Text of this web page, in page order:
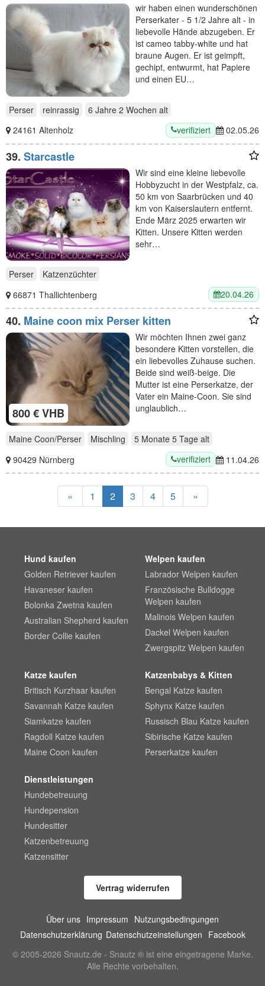
wir haben einen wunderschönen
Perserkater - 5 1/2 Jahre alt - in
liebevolle Hände abzugeben. Er
ist cameo tabby-white und hat
braune Augen. Er ist geimpft,
gechipt, entwurmt, hat Papiere
und einen EU…
Perser reinrassig 6 Jahre 2 Wochen alt
24161 Altenholz
verifiziert 02.05.26
39. Starcastle
Wir sind eine kleine liebevolle
Hobbyzucht in der Westpfalz, ca.
50 km von Saarbrücken und 40
km von Kaiserslautern entfernt.
Ende März 2025 erwarten wir
Kitten. Unsere Kitten werden
sehr…
Perser
Katzenzüchter
66871 Thallichtenberg
20.04.26
40. Maine coon mix Perser kitten
800 € VHB
Wir möchten Ihnen zwei ganz
besondere Kitten vorstellen, die
ein liebevolles Zuhause suchen.
Beide sind weiß-beige. Die
Mutter ist eine Perserkatze, der
Vater ein Maine-Coon. Sie sind
unglaublich…
Maine Coon/Perser Mischling 5 Monate 5 Tage alt
90429 Nürnberg
verifiziert 11.04.26
« 1 2 3 4 5 »
Hund kaufen
Golden Retriever kaufen
Havaneser kaufen
Bolonka Zwetna kaufen
Australian Shepherd kaufen
Border Collie kaufen
Welpen kaufen
Labrador Welpen kaufen
Französische Bulldogge
Welpen kaufen
Malinois Welpen kaufen
Dackel Welpen kaufen
Zwergspitz Welpen kaufen
Katze kaufen
Britisch Kurzhaar kaufen
Savannah Katze kaufen
Siamkatze kaufen
Ragdoll Katze kaufen
Maine Coon kaufen
Katzenbabys & Kitten
Bengal Katze kaufen
Sphynx Katze kaufen
Russisch Blau Katze kaufen
Sibirische Katze kaufen
Perserkatze kaufen
Dienstleistungen
Hundebetreuung
Hundepension
Hundesitter
Katzenbetreuung
Katzensitter
Vertrag widerrufen
Über uns Impressum Nutzungsbedingungen
Datenschutzerklärung Datenschutzeinstellungen Facebook
© 2005-2026 Snautz.de - Snautz ® ist eine eingetragene Marke.
Alle Rechte vorbehalten.